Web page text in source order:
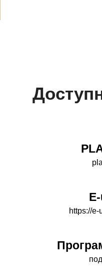
https://e-